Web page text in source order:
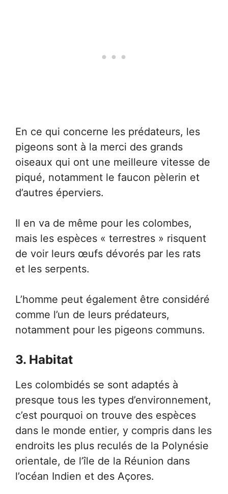
En ce qui concerne les prédateurs, les
pigeons sont à la merci des grands
oiseaux qui ont une meilleure vitesse de
piqué, notamment le faucon pèlerin et
d’autres éperviers.
Il en va de même pour les colombes,
mais les espèces « terrestres » risquent
de voir leurs œufs dévorés par les rats
et les serpents.
L’homme peut également être considéré
comme l’un de leurs prédateurs,
notamment pour les pigeons communs.
3. Habitat
Les colombidés se sont adaptés à
presque tous les types d’environnement,
c’est pourquoi on trouve des espèces
dans le monde entier, y compris dans les
endroits les plus reculés de la Polynésie
orientale, de l’île de la Réunion dans
l’océan Indien et des Açores.